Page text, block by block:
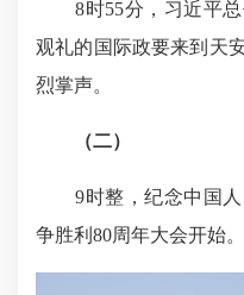
8时55分，习近平总
观礼的国际政要来到天
烈掌声。
（二）
9时整，纪念中国人
争胜利80周年大会开始。